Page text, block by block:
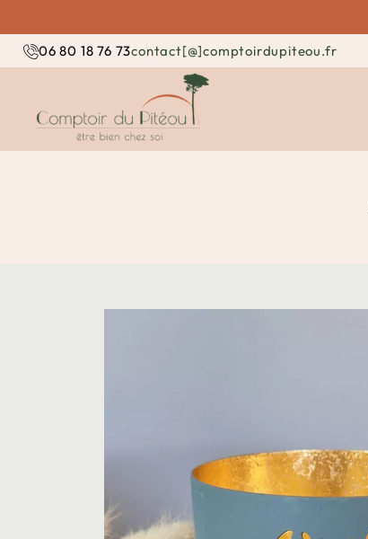
06 80 18 76 73contact[@]comptoirdupiteou.fr